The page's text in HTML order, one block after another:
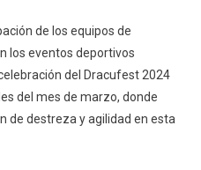
de los equipos de
los eventos deportivos
del Dracufest 2024
del mes de marzo, donde
de destreza y agilidad en esta